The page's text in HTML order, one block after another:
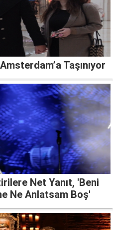
Taşınıyor
Net Yanıt, 'Beni
Ne Anlatsam Boş'